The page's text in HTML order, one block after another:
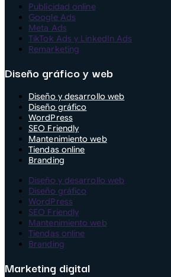
Publicidad online
Google Ads
Meta Ads
TikTok Ads y LinkedIn Ads
Remarketing
Diseño gráfico y web
Diseño y desarrollo web
Diseño gráfico
WordPress
SEO Friendly
Mantenimiento web
Tiendas online
Branding
Diseño y desarrollo web
Diseño gráfico
WordPress
SEO Friendly
Mantenimiento web
Tiendas online
Branding
Marketing digital